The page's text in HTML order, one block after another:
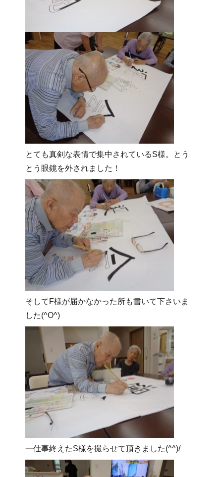
とても真剣な表情で集中されているS様。とう
とう眼鏡を外されました！
そしてF様が届かなかった所も書いて下さいま
した(^O^)
一仕事終えたS様を撮らせて頂きました(^^)/